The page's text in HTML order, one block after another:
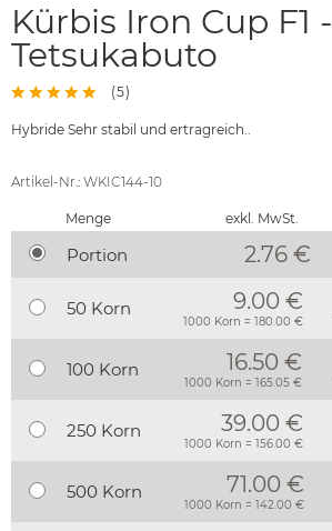
Kürbis Iron Cup F1 -
Tetsukabuto
(5)
Hybride Sehr stabil und ertragreich..
Artikel-Nr.: WKIC144-10
Menge exkl. MwSt.
Portion 2.76 €
50 Korn 9.00 €
1000 Korn = 180.00 €
100 Korn 16.50 €
1000 Korn = 165.05 €
250 Korn 39.00 €
1000 Korn = 156.00 €
500 Korn 71.00 €
1000 Korn = 142.00 €